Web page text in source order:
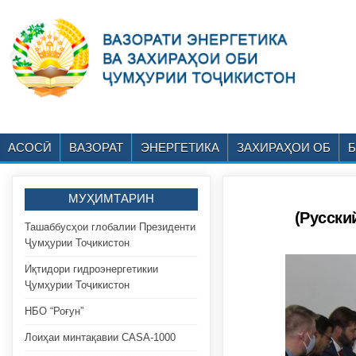
АСОСӢ ВАЗОРАТ ЭНЕРГЕТИКА ЗАХИРАҲОИ ОБ
МУҲИМТАРИН
Ташаббусҳои глобалии Президенти
Ҷумҳурии Тоҷикистон
Иқтидори гидроэнергетикии
Ҷумҳурии Тоҷикистон
НБО “Роғун”
Лоиҳаи минтақавии CASA-1000